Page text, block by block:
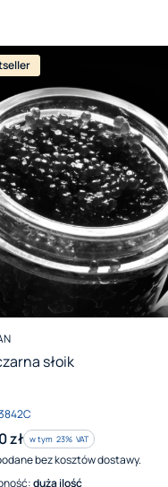
słoik
brutto
zł w tym %s VAT
w tym 23% VAT
bez kosztów dostawy.
duża ilość